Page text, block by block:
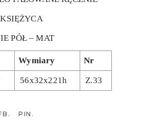
PÓŁ – MAT
Wymiary Nr
56x32x221h Z.33
PIN